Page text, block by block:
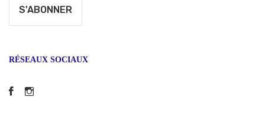
RÉSEAUX SOCIAUX
Facebook
Instagram